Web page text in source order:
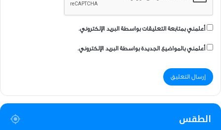
أعلمني بمتابعة التعليقات بواسطة البريد الإلكتروني.
أعلمني بالمواضيع الجديدة بواسطة البريد الإلكتروني.
الطقس